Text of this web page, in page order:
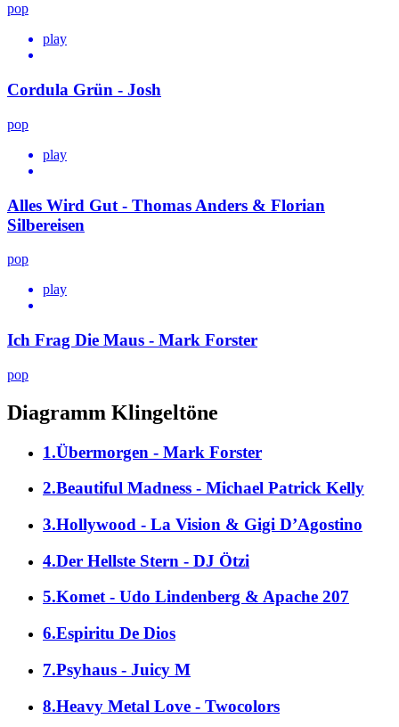
pop
play
Cordula Grün - Josh
pop
play
Alles Wird Gut - Thomas Anders & Florian
Silbereisen
pop
play
Ich Frag Die Maus - Mark Forster
pop
Diagramm Klingeltöne
1.Übermorgen - Mark Forster
2.Beautiful Madness - Michael Patrick Kelly
3.Hollywood - La Vision & Gigi D’Agostino
4.Der Hellste Stern - DJ Ötzi
5.Komet - Udo Lindenberg & Apache 207
6.Espiritu De Dios
7.Psyhaus - Juicy M
8.Heavy Metal Love - Twocolors